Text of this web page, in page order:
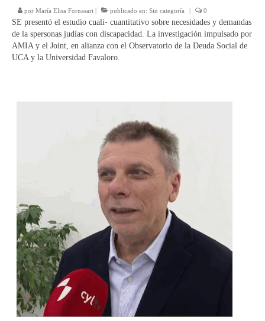
por María Elisa Fornasari | publicado en: Sin categoría | 0
SE presentó el estudio cuali- cuantitativo sobre necesidades y demandas
de la spersonas judías con discapacidad. La investigación impulsado por
AMIA y el Joint, en alianza con el Observatorio de la Deuda Social de
UCA y la Universidad Favaloro.